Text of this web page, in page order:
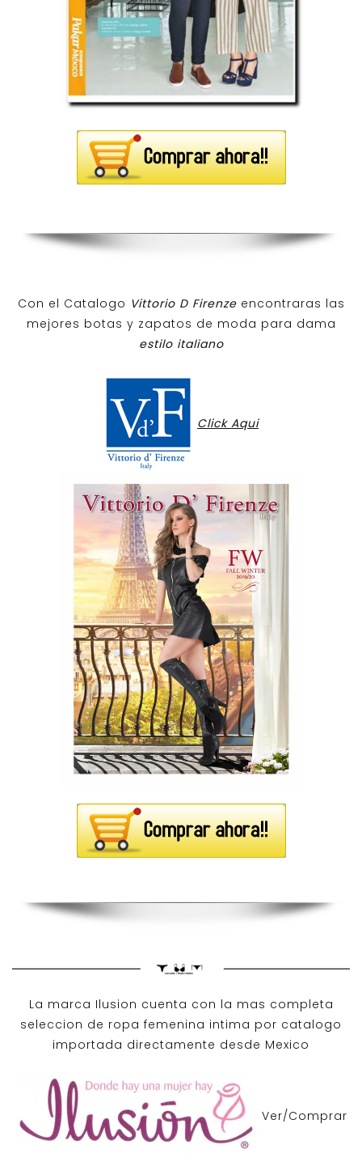
Con el Catalogo Vittorio D Firenzeencontraras las
mejores botas y zapatos de moda para dama
estilo italiano
Click Aqui
La marca Ilusion cuenta con la mas completa
seleccion de ropa femenina intima por catalogo
importada directamente desde Mexico
Ver/Comprar